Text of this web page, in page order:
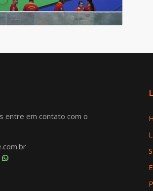
entre em contato com o